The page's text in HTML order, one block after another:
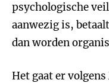
psychologische
aanwezig is,
dan worden
Het gaat er